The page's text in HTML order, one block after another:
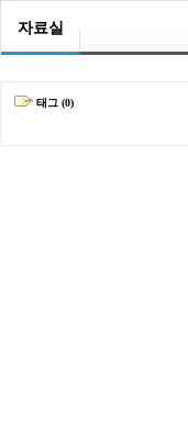
자료실
태그 (0)